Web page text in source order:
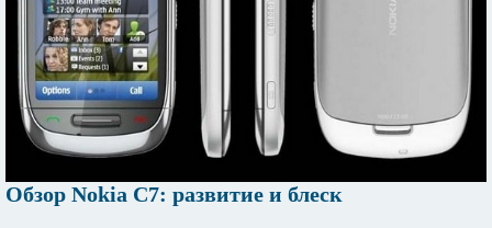
Обзор Nokia C7: развитие и блеск